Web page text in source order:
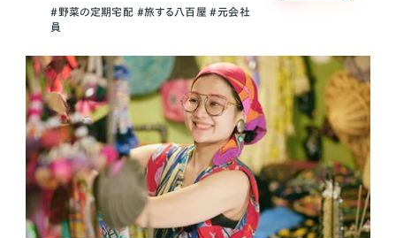
＃野菜の定期宅配 ＃旅する八百屋 ＃元会社
員